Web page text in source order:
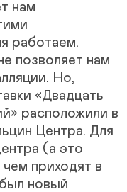
нам
работаем.
позволяет нам
Но,
«Двадцать
расположили в
Центра. Для
(а это
приходят в
новый